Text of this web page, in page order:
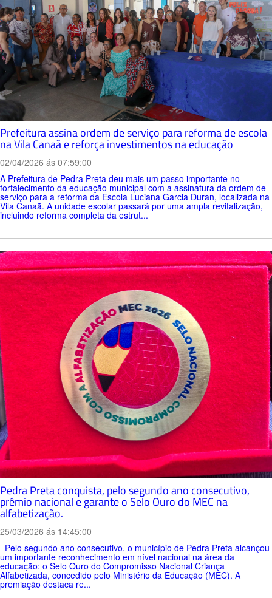
Prefeitura assina ordem de serviço para reforma de escola
na Vila Canaã e reforça investimentos na educação
02/04/2026 ás 07:59:00
A Prefeitura de Pedra Preta deu mais um passo importante no
fortalecimento da educação municipal com a assinatura da ordem de
serviço para a reforma da Escola Luciana Garcia Duran, localizada na
Vila Canaã. A unidade escolar passará por uma ampla revitalização,
incluindo reforma completa da estrut...
Pedra Preta conquista, pelo segundo ano consecutivo,
prêmio nacional e garante o Selo Ouro do MEC na
alfabetização.
25/03/2026 ás 14:45:00
Pelo segundo ano consecutivo, o município de Pedra Preta alcançou
um importante reconhecimento em nível nacional na área da
educação: o Selo Ouro do Compromisso Nacional Criança
Alfabetizada, concedido pelo Ministério da Educação (MEC). A
premiação destaca re...